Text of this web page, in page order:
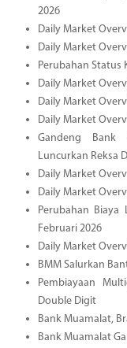
2026
Daily Market
Daily Market
Perubahan Status
Daily Market
Daily Market
Daily Market
Gandeng Bank
Luncurkan Reksa
Daily Market
Daily Market
Perubahan
Februari 2026
Daily Market
BMM Salurkan
Pembiayaan
Double Digit
Bank Muamalat,
Bank Muamalat